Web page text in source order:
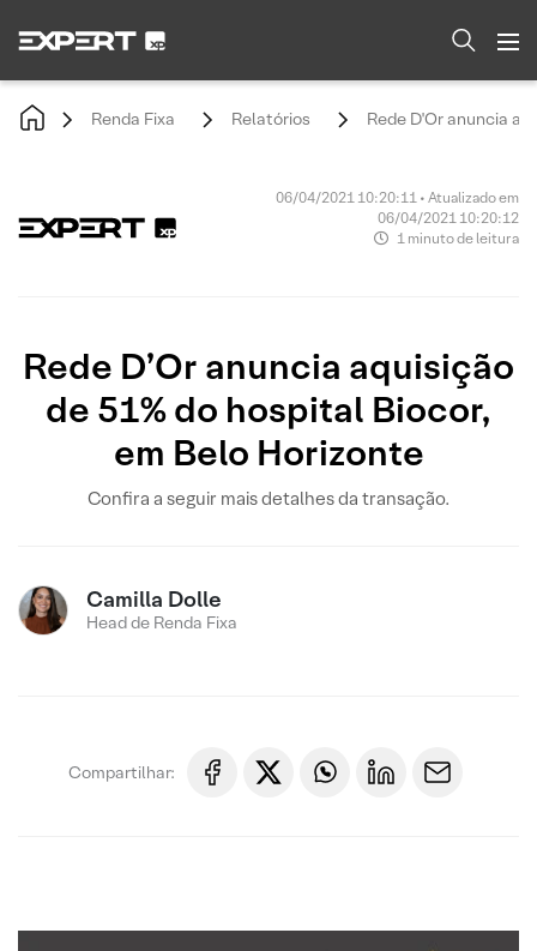
Renda Fixa Relatórios Rede D'Or anuncia
06/04/2021 10:20:11 • Atualizado em
06/04/2021 10:20:12
1 minuto de leitura
Rede D’Or anuncia aquisição
de 51% do hospital Biocor,
em Belo Horizonte
Confira a seguir mais detalhes da transação.
Camilla Dolle
Head de Renda Fixa
Compartilhar: